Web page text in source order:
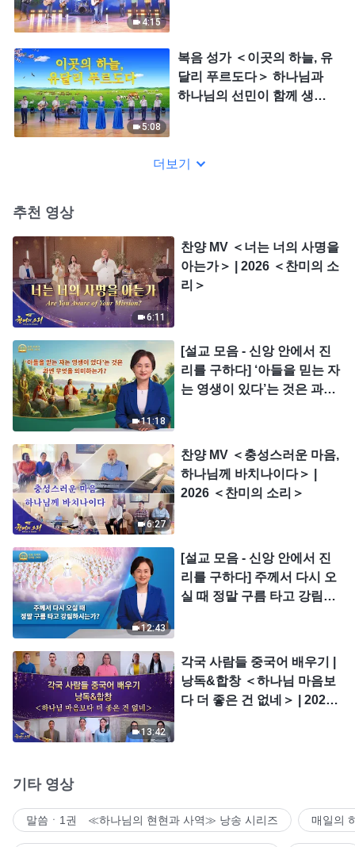
4:15
5:08
복음 성가 ＜이곳의 하늘, 유
달리 푸르도다＞ 하나님과
하나님의 선민이 함께 생활
더보기
추천 영상
6:11
찬양 MV ＜너는 너의 사명을
아는가＞ | 2026 ＜찬미의 소
리＞
11:18
[설교 모음 - 신앙 안에서 진
리를 구하다] ‘아들을 믿는 자
는 영생이 있다’는 것은 과연
6:27
찬양 MV ＜충성스러운 마음,
하나님께 바치나이다＞ |
2026 ＜찬미의 소리＞
12:43
[설교 모음 - 신앙 안에서 진
리를 구하다] 주께서 다시 오
실 때 정말 구름 타고 강림하
13:42
각국 사람들 중국어 배우기 |
낭독&합창 ＜하나님 마음보
다 더 좋은 건 없네＞ | 2026
기타 영상
말씀ㆍ1권 ≪하나님의 현현과 사역≫ 낭송 시리즈 매일의